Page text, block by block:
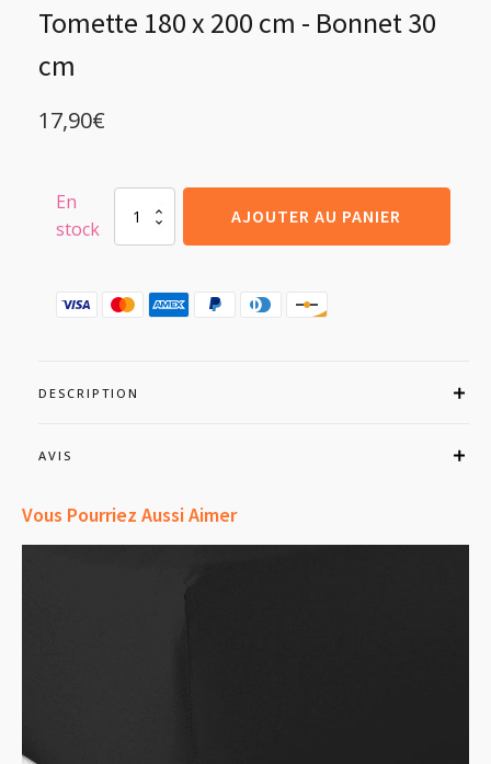
Tomette 180 x 200 cm - Bonnet 30
cm
17,90€
En
stock
quantité
Drap-
coton
180
30
AJOUTER AU PANIER
DESCRIPTION
AVIS
Vous Pourriez Aussi Aimer